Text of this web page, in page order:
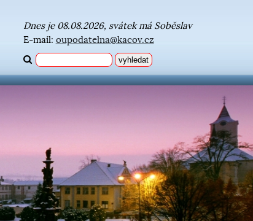
Dnes je 08.08.2026, svátek má Soběslav
E-mail: oupodatelna@kacov.cz